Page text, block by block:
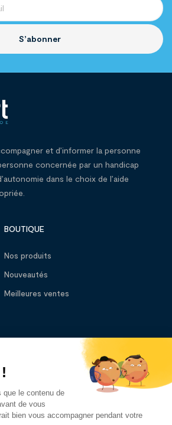
S’abonner
et d’informer la personne
concernée par un handicap
dans le choix de l’aide
BOUTIQUE
Nos produits
Nouveautés
Meilleures ventes
- 13:00